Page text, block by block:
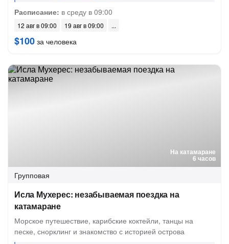
Расписание: в среду в 09:00
12 авг в 09:00 19 авг в 09:00
$100 за человека
На катамаране
6 часов
Групповая
Исла Мухерес: незабываемая поездка на
катамаране
Морское путешествие, карибские коктейли, танцы на
песке, снорклинг и знакомство с историей острова